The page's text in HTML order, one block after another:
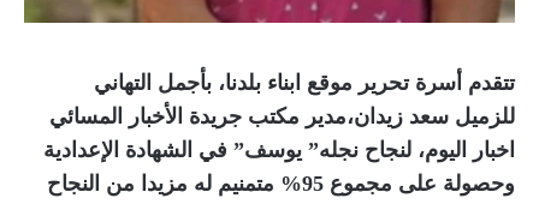
تتقدم أسرة تحرير موقع ابناء بلدنا، بأجمل التهاني
للزميل سعد زيدان،مدير مكتب جريدة الأخبار المسائي
اخبار اليوم، لنجاح نجله” يوسف” في الشهادة الإعدادية
وحصولة على مجموع 95% متمنيم له مزيدا من النجاح